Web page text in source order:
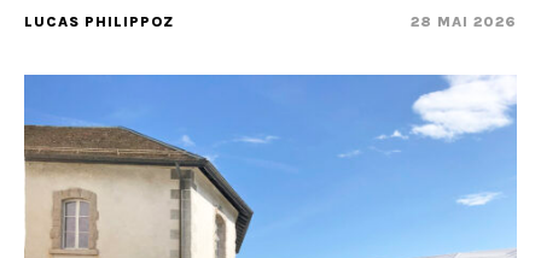
LUCAS PHILIPPOZ 28 MAI 2026